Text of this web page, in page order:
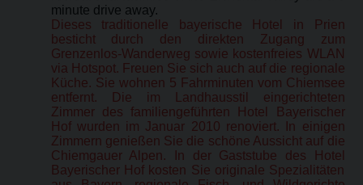
minute drive away.
Dieses traditionelle bayerische Hotel in Prien
besticht durch den direkten Zugang zum
Grenzenlos-Wanderweg sowie kostenfreies WLAN
via Hotspot. Freuen Sie sich auch auf die regionale
Küche. Sie wohnen 5 Fahrminuten vom Chiemsee
entfernt. Die im Landhausstil eingerichteten
Zimmer des familiengeführten Hotel Bayerischer
Hof wurden im Januar 2010 renoviert. In einigen
Zimmern genießen Sie die schöne Aussicht auf die
Chiemgauer Alpen. In der Gaststube des Hotel
Bayerischer Hof kosten Sie originale Spezialitäten